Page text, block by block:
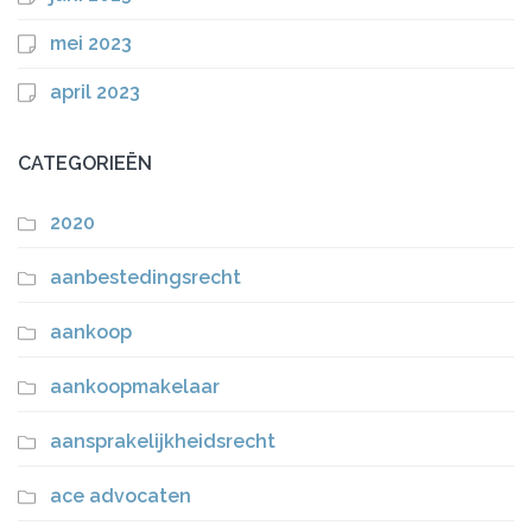
mei 2023
april 2023
CATEGORIEËN
2020
aanbestedingsrecht
aankoop
aankoopmakelaar
aansprakelijkheidsrecht
ace advocaten